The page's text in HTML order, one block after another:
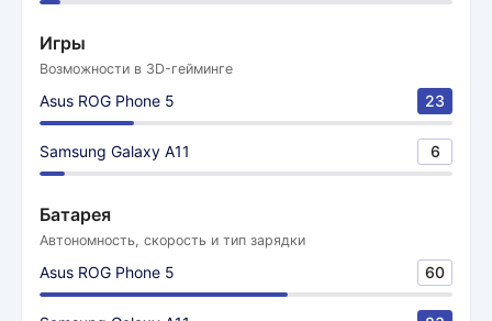
Игры
Возможности в 3D-гейминге
Asus ROG Phone 5 23
Samsung Galaxy A11 6
Батарея
Автономность, скорость и тип зарядки
Asus ROG Phone 5 60